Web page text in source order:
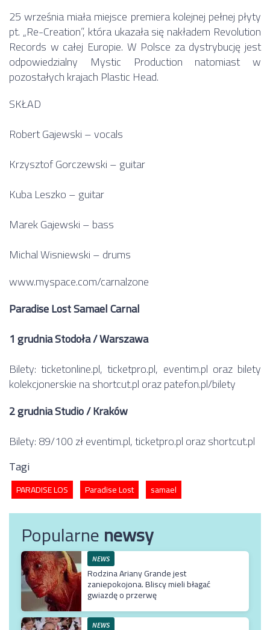
25 września miała miejsce premiera kolejnej pełnej płyty
pt. „Re-Creation”, która ukazała się nakładem Revolution
Records w całej Europie. W Polsce za dystrybucję jest
odpowiedzialny Mystic Production natomiast w
pozostałych krajach Plastic Head.
SKŁAD
Robert Gajewski – vocals
Krzysztof Gorczewski – guitar
Kuba Leszko – guitar
Marek Gajewski – bass
Michal Wisniewski – drums
www.myspace.com/carnalzone
Paradise Lost Samael Carnal
1 grudnia Stodoła / Warszawa
Bilety:ticketonline.pl,ticketpro.pl, eventim.pl oraz bilety
kolekcjonerskie nashortcut.plorazpatefon.pl/bilety
2 grudnia Studio / Kraków
Bilety: 89/100 złeventim.pl,ticketpro.plorazshortcut.pl
Tagi
PARADISE LOS Paradise Lost samael
Popularnenewsy
NEWS
Rodzina Ariany Grande jest
zaniepokojona. Bliscy mieli błagać
gwiazdę o przerwę
NEWS